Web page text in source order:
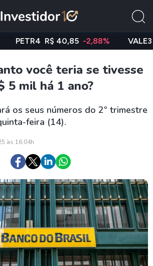
R$ 40,85 -2,88% VALE3 R$
você teria se tivesse
5 mil há 1 ano?
os seus números do 2º trimestre
feira (14).
às 16:04h